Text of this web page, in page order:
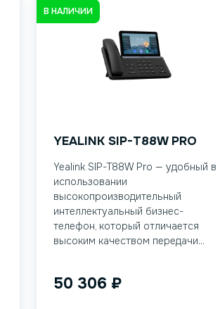
В НАЛИЧИИ
YEALINK SIP-T88W PRO
Yealink SIP-T88W Pro — удобный в
использовании
высокопроизводительный
интеллектуальный бизнес-
телефон, который отличается
высоким качеством передачи...
50 306 ₽